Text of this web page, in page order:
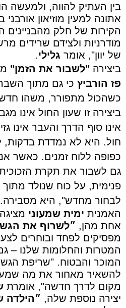
בין העתיק להווה, ולמעשה
אתונה למעין מוזיאון אורבני
הקירות של חלק מהבניינים
מודרניות ולצידם שרידים
של יוון", אומר גלילי.
ביצירה "לשבור את הזמן"
פז הורביץ כי גם מתוך
כשהכול מתפורר, משהו
ביצירה זו שעון החול אינו
אינו סוף הדרך והעבר אינו
חול. היא לא נמדדת בדקות,
כפופה ללוח זמנים. כאשר
גם לשבור את תקרת
פנימית, על כוח שנולד
לבחור מחדש", היא מסבירה.
האמנית ימית שמעוני
אחת מהן, ״לשרוף את
מפסיקים לפחד ובוחרים
המטרות והחלומות שלנו –
המוכר והבטוח. "שריפת
להשאיר מאחור את מה
מקום לדרך חדשה", אומרת
יצירה נוספת שלה, ״הילדה